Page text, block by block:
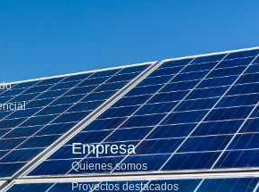
Empresa
Quienes somos
Proyectos destacados